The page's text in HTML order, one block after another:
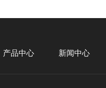
产品中心 新闻中心